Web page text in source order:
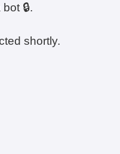
🔒.
shortly.